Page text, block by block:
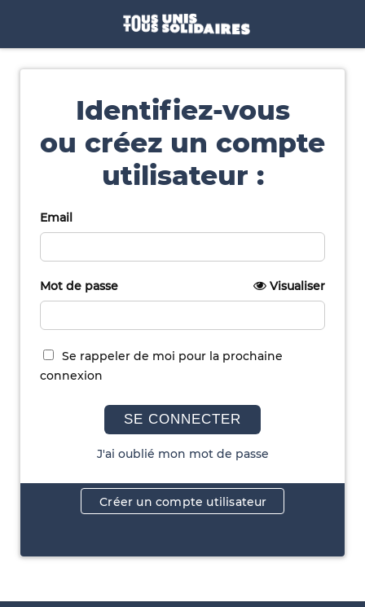
Identifiez-vous
ou créez un compte
utilisateur :
Email
Mot de passe Visualiser
Se rappeler de moi pour la prochaine
connexion
SE CONNECTER
J'ai oublié mon mot de passe
Créer un compte utilisateur